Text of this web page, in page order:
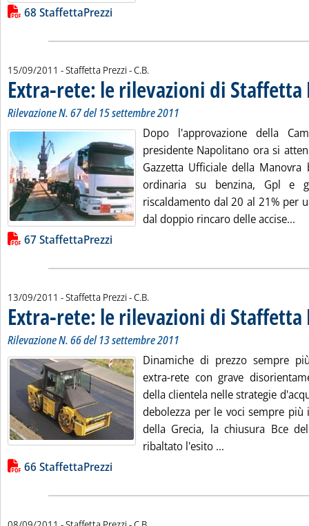
Lista allegati PDF alla notizia
68 StaffettaPrezzi
15/09/2011 - Staffetta Prezzi -di:
C.B.
Extra-rete: le rilevazioni di Staffetta
Rilevazione N. 67 del 15 settembre 2011
Dopo l'approvazione della
presidente Napolitano ora si
Gazzetta Ufficiale della
ordinaria su benzina, Gpl e
riscaldamento dal 20 al 21% per
dal doppio rincaro delle accise...
Lista allegati PDF alla notizia
67 StaffettaPrezzi
13/09/2011 - Staffetta Prezzi -di:
C.B.
Extra-rete: le rilevazioni di Staffetta
Rilevazione N. 66 del 13 settembre 2011
Dinamiche di prezzo sempre
extra-rete con grave
della clientela nelle strategie
debolezza per le voci sempre
della Grecia, la chiusura Bce
ribaltato l'esito ...
Lista allegati PDF alla notizia
66 StaffettaPrezzi
di: